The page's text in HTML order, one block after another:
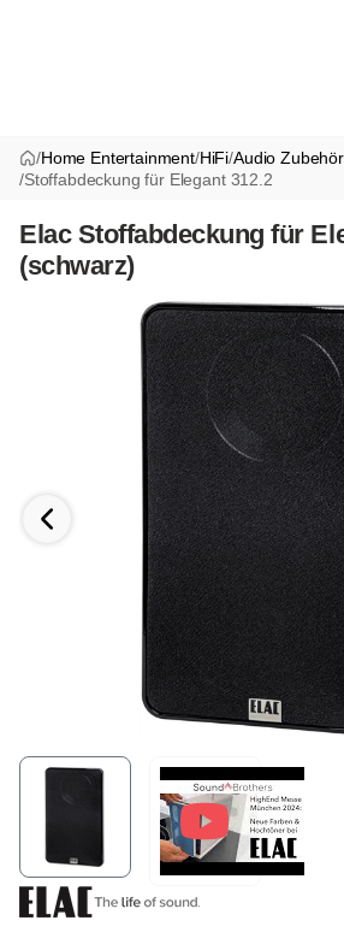
/Home Entertainment/HiFi/Audio Zubehör
/Stoffabdeckung für Elegant 312.2
Elac Stoffabdeckung für
(schwarz)